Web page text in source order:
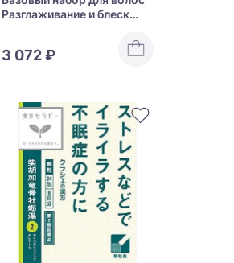
Разглаживание и блеск
3 072 ₽